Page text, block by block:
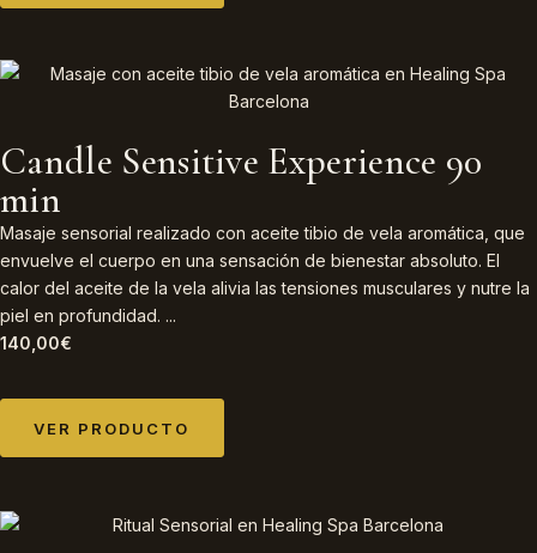
Candle Sensitive Experience 90
min
Masaje sensorial realizado con aceite tibio de vela aromática, que
envuelve el cuerpo en una sensación de bienestar absoluto. El
calor del aceite de la vela alivia las tensiones musculares y nutre la
piel en profundidad. ...
140,00€
VER PRODUCTO